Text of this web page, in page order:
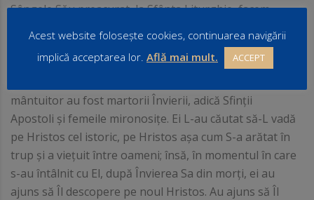
Sângele Său preacurat, la Sfânta Liturghie, facem
de pe pământ la cer, de la necazurile și încercările lumii
acesteia la bucuria și fericirea vieții veșnice. Primii care
mântuitor au fost martorii Învierii, adică Sfinții
Apostoli și femeile mironosițe. Ei L-au căutat să-L vadă
pe Hristos cel istoric, pe Hristos așa cum S-a arătat în
trup și a viețuit între oameni; însă, în momentul în care
s-au întâlnit cu El, după Învierea Sa din morți, ei au
ajuns să Îl descopere pe noul Hristos. Au ajuns să Îl
Acest website folosește cookies, continuarea navigării
implică acceptarea lor. Află mai mult. ACCEPT